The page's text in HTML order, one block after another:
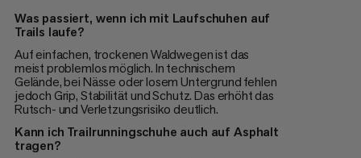
Was passiert, wenn ich mit Laufschuhen auf
Trails laufe?
Auf einfachen, trockenen Waldwegen ist das
meist problemlos möglich. In technischem
Gelände, bei Nässe oder losem Untergrund fehlen
jedoch Grip, Stabilität und Schutz. Das erhöht das
Rutsch- und Verletzungsrisiko deutlich.
Kann ich Trailrunningschuhe auch auf Asphalt
tragen?